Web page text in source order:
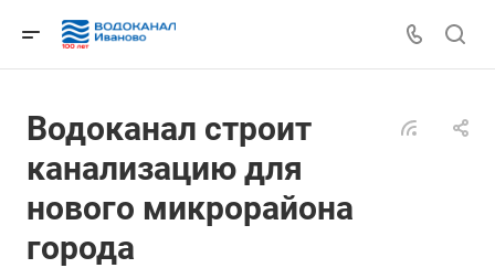
Водоканал строит
канализацию для
нового микрорайона
города